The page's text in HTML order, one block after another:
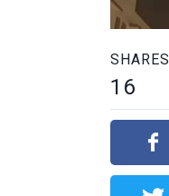
SHARES
16